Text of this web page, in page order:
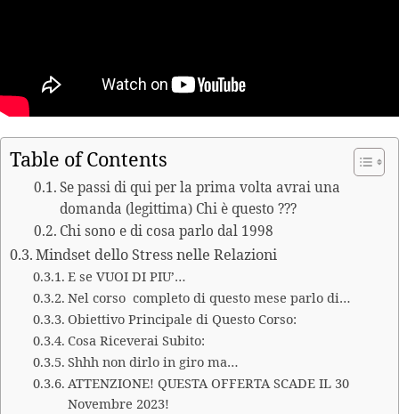
Table of Contents
Se passi di qui per la prima volta avrai una
domanda (legittima) Chi è questo ???
Chi sono e di cosa parlo dal 1998
Mindset dello Stress nelle Relazioni
E se VUOI DI PIU’…
Nel corso completo di questo mese parlo di…
Obiettivo Principale di Questo Corso:
Cosa Riceverai Subito:
Shhh non dirlo in giro ma…
ATTENZIONE! QUESTA OFFERTA SCADE IL 30
Novembre 2023!